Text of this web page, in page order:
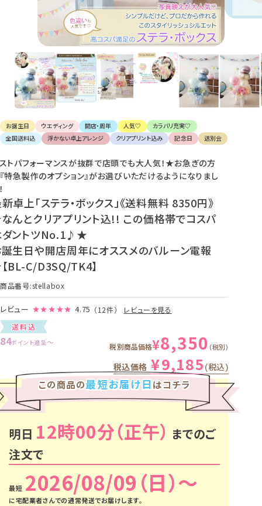
ん
く
さ
い。
お誕生日 ウエディング 開店・周年 人気♡
カラバリ充実♡
全国送料込
浮かない卓上アレンジ クリアプリント込み 記念日 送別会
トパフォーマンスが抜群で店頭でも大人気！★お急ぎの方
特急製作のオプション』がお選びいただけるようになりまし
卓上「ステラ・ボックス」《送料無料 8350円》
んとクリアプリント込!! この価格帯でコスパ
ダントツNo.1♪★
生日や開店周年にオススメのバルーン電報
BL-C/D3SQ/TK4】
商品番号 stellabox
レビュー 4.75 （12件）
レビューを見る
送料込
84ポイント進呈〜 税別商品価格¥8,350 税別
税込価格 ¥9,185 税込
この商品の最短お届け日はコチラ
明日 12時00分
までのご
注文で
2026/08/09（日）
に宅配業者さんでの通常発送でお届けします。